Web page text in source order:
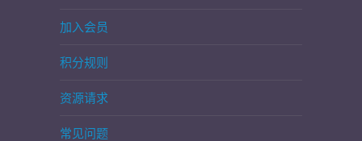
加入会员
积分规则
资源请求
常见问题